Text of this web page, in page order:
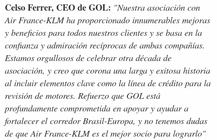
Celso Ferrer, CEO de GOL: "Nuestra asociación con
Air France-KLM ha proporcionado innumerables mejoras
y beneficios para todos nuestros clientes y se basa en la
confianza y admiración recíprocas de ambas compañías.
Estamos orgullosos de celebrar otra década de
asociación, y creo que corona una larga y exitosa historia
al incluir elementos clave como la línea de crédito para la
revisión de motores. Refuerzo que GOL está
profundamente comprometida en apoyar y ayudar a
fortalecer el corredor Brasil-Europa, y no tenemos dudas
de que Air France-KLM es el mejor socio para lograrlo"